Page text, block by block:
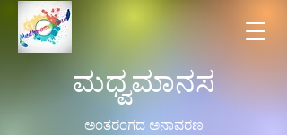
ಮಧ್ವಮಾನಸ
ಅಂತರಂಗದ ಅನಾವರಣ